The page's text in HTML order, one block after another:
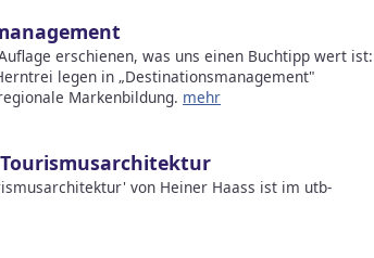
erschienen, was uns einen Buchtipp wert ist:
legen in „Destinationsmanagement"
Markenbildung. mehr
von Heiner Haass ist im utb-